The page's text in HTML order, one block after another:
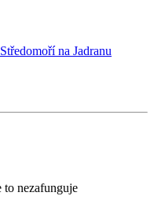
na Jadranu
nezafunguje